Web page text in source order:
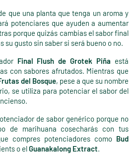
que una planta que tenga un aroma y
potenciares que ayuden a aumentar
porque quizás cambias el sabor final
su gusto sin saber si será bueno o no.
Final Flush de Grotek Piña está
con sabores afrutados. Mientras que
del Bosque, pese a que su nombre
se utiliza para potenciar el sabor del
de sabor genérico porque no
de marihuana cosecharás con tus
compres potenciadores como Bud
o elGuanakalong Extract.